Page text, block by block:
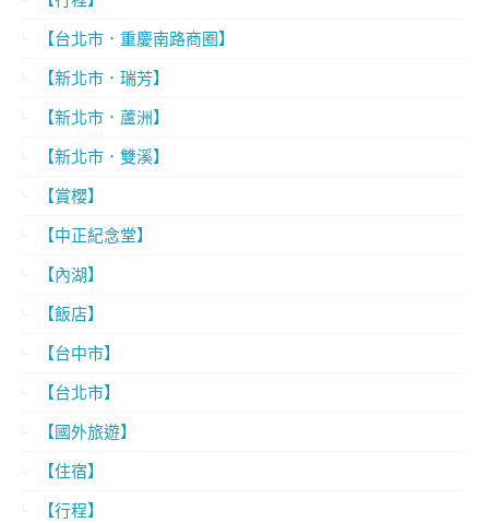
【台北市．重慶南路商圈】
【新北市．瑞芳】
【新北市．蘆洲】
【新北市．雙溪】
【賞櫻】
【中正紀念堂】
【內湖】
【飯店】
【台中市】
【台北市】
【國外旅遊】
【住宿】
【行程】